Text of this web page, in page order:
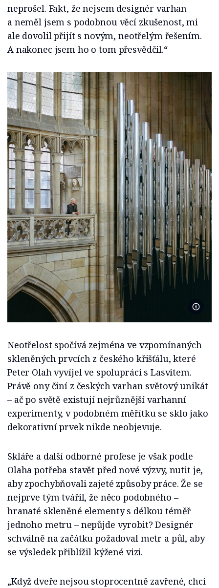
neprošel. Fakt, že nejsem designér varhan
a neměl jsem s podobnou věcí zkušenost, mi
ale dovolil přijít s novým, neotřelým řešením.
A nakonec jsem ho o tom přesvědčil.“
Neotřelost spočívá zejména ve vzpomínaných
skleněných prvcích z českého křišťálu, které
Peter Olah vyvíjel ve spolupráci s Lasvitem.
Právě ony činí z českých varhan světový unikát
– ač po světě existují nejrůznější varhanní
experimenty, v podobném měřítku se sklo jako
dekorativní prvek nikde neobjevuje.
Skláře a další odborné profese je však podle
Olaha potřeba stavět před nové výzvy, nutit je,
aby zpochybňovali zajeté způsoby práce. Že se
nejprve tým tvářil, že něco podobného –
hranaté skleněné elementy s délkou téměř
jednoho metru – nepůjde vyrobit? Designér
schválně na začátku požadoval metr a půl, aby
se výsledek přiblížil kýžené vizi.
„Když dveře nejsou stoprocentně zavřené, chci